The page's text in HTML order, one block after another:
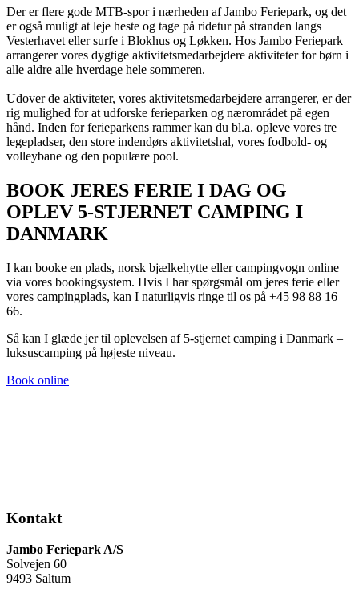
Der er flere gode MTB-spor i nærheden af Jambo Feriepark, og det
er også muligt at leje heste og tage på ridetur på stranden langs
Vesterhavet eller surfe i Blokhus og Løkken. Hos Jambo Feriepark
arrangerer vores dygtige aktivitetsmedarbejdere aktiviteter for børn i
alle aldre alle hverdage hele sommeren.
Udover de aktiviteter, vores aktivitetsmedarbejdere arrangerer, er der
rig mulighed for at udforske ferieparken og nærområdet på egen
hånd. Inden for ferieparkens rammer kan du bl.a. opleve vores tre
legepladser, den store indendørs aktivitetshal, vores fodbold- og
volleybane og den populære pool.
BOOK JERES FERIE I DAG OG
OPLEV 5-STJERNET CAMPING I
DANMARK
I kan booke en plads, norsk bjælkehytte eller campingvogn online
via vores bookingsystem. Hvis I har spørgsmål om jeres ferie eller
vores campingplads, kan I naturligvis ringe til os på +45 98 88 16
66.
Så kan I glæde jer til oplevelsen af 5-stjernet camping i Danmark –
luksuscamping på højeste niveau.
Book online
Kontakt
Jambo Feriepark A/S
Solvejen 60
9493 Saltum